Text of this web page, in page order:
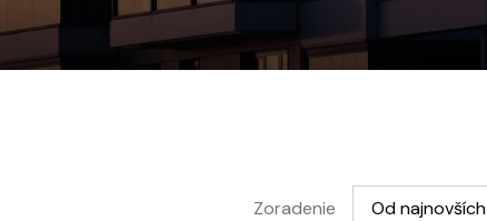
Zoradenie Vyberte možnosť
Od najnovších